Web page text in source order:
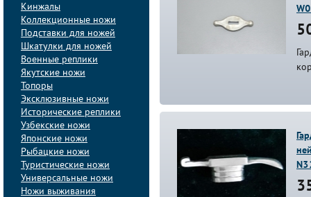
Кинжалы
Коллекционные ножи
Подставки для ножей
Шкатулки для ножей
Военные реплики
Якутские ножи
Топоры
Эксклюзивные ножи
Исторические реплики
Узбекские ножи
Японские ножи
Рыбацкие ножи
Туристические ножи
Универсальные ножи
Ножи выживания